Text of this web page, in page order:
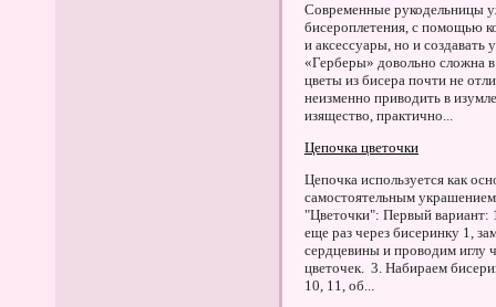
Современные рукодельницы
бисероплетения, с помощью
и аксессуары, но и создавать
«Герберы» довольно сложна
цветы из бисера почти не
неизменно приводить в
изящество, практично...
Цепочка цветочки
Цепочка используется как
самостоятельным
"Цветочки": Первый вариант:
еще раз через бисеринку 1,
сердцевины и проводим иглу
цветочек. 3. Набираем
10, 11, об...